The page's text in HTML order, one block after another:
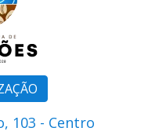
103 - Centro